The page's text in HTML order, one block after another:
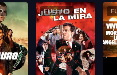
FULL HD